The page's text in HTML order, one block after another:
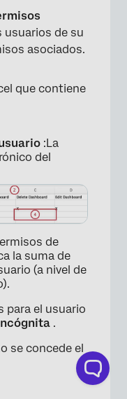
×
usuarios de su
asociados.
que contiene
:La
del
de
la suma de
(a nivel de
para el usuario
.
se concede el